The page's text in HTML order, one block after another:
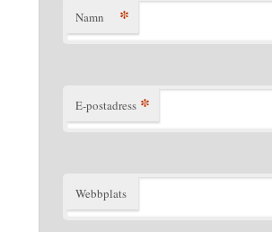
Namn *
E-postadress *
Webbplats